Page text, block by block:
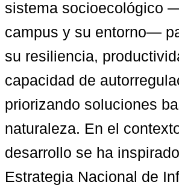
sistema socioecológico
campus y su entorno—
su resiliencia,
capacidad de
priorizando soluciones
naturaleza. En el
desarrollo se ha
Estrategia Nacional de